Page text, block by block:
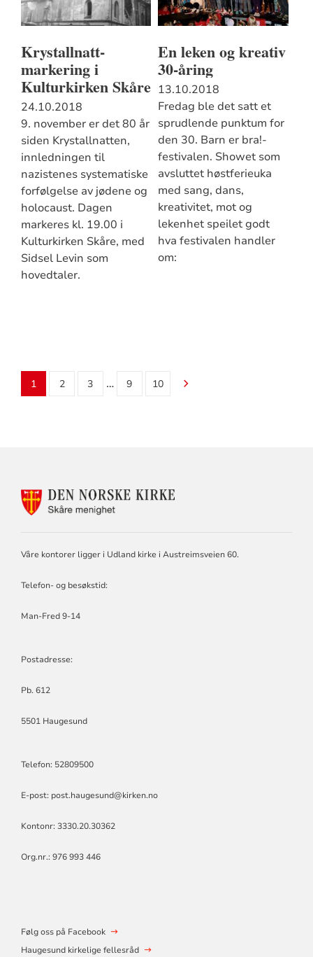
Krystallnatt-
markering i
Kulturkirken Skåre
24.10.2018
9. november er det 80 år
siden Krystallnatten,
innledningen til
nazistenes systematiske
forfølgelse av jødene og
holocaust. Dagen
markeres kl. 19.00 i
Kulturkirken Skåre, med
Sidsel Levin som
hovedtaler.
En leken og kreativ
30-åring
13.10.2018
Fredag ble det satt et
sprudlende punktum for
den 30. Barn er bra!-
festivalen. Showet som
avsluttet høstferieuka
med sang, dans,
kreativitet, mot og
lekenhet speilet godt
hva festivalen handler
om:
1 2 3 … 9 10
KONTAKTINFORMASJON
Våre kontorer ligger i Udland kirke i Austreimsveien 60.
Telefon- og besøkstid:
Man-Fred 9-14
Postadresse:
Pb. 612
5501 Haugesund
Telefon: 52809500
E-post: post.haugesund@kirken.no
Kontonr: 3330.20.30362
Org.nr.: 976 993 446
Følg oss på Facebook
Haugesund kirkelige fellesråd